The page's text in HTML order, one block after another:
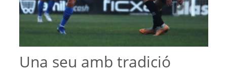
Una seu amb tradició